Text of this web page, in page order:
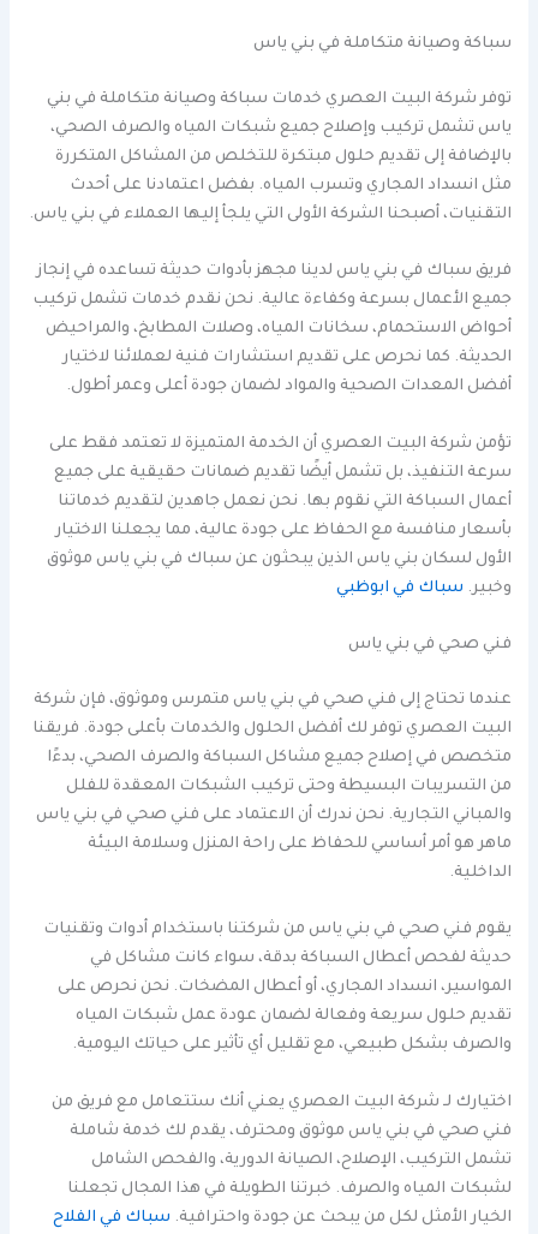
سباكة وصيانة متكاملة في بني ياس
توفر شركة البيت العصري خدمات سباكة وصيانة متكاملة في بني
ياس تشمل تركيب وإصلاح جميع شبكات المياه والصرف الصحي،
بالإضافة إلى تقديم حلول مبتكرة للتخلص من المشاكل المتكررة
مثل انسداد المجاري وتسرب المياه. بفضل اعتمادنا على أحدث
التقنيات، أصبحنا الشركة الأولى التي يلجأ إليها العملاء في بني ياس.
فريق سباك في بني ياس لدينا مجهز بأدوات حديثة تساعده في إنجاز
جميع الأعمال بسرعة وكفاءة عالية. نحن نقدم خدمات تشمل تركيب
أحواض الاستحمام، سخانات المياه، وصلات المطابخ، والمراحيض
الحديثة. كما نحرص على تقديم استشارات فنية لعملائنا لاختيار
أفضل المعدات الصحية والمواد لضمان جودة أعلى وعمر أطول.
تؤمن شركة البيت العصري أن الخدمة المتميزة لا تعتمد فقط على
سرعة التنفيذ، بل تشمل أيضًا تقديم ضمانات حقيقية على جميع
أعمال السباكة التي نقوم بها. نحن نعمل جاهدين لتقديم خدماتنا
بأسعار منافسة مع الحفاظ على جودة عالية، مما يجعلنا الاختيار
الأول لسكان بني ياس الذين يبحثون عن سباك في بني ياس موثوق
وخبير. سباك في ابوظبي
فني صحي في بني ياس
عندما تحتاج إلى فني صحي في بني ياس متمرس وموثوق، فإن شركة
البيت العصري توفر لك أفضل الحلول والخدمات بأعلى جودة. فريقنا
متخصص في إصلاح جميع مشاكل السباكة والصرف الصحي، بدءًا
من التسريبات البسيطة وحتى تركيب الشبكات المعقدة للفلل
والمباني التجارية. نحن ندرك أن الاعتماد على فني صحي في بني ياس
ماهر هو أمر أساسي للحفاظ على راحة المنزل وسلامة البيئة
الداخلية.
يقوم فني صحي في بني ياس من شركتنا باستخدام أدوات وتقنيات
حديثة لفحص أعطال السباكة بدقة، سواء كانت مشاكل في
المواسير، انسداد المجاري، أو أعطال المضخات. نحن نحرص على
تقديم حلول سريعة وفعالة لضمان عودة عمل شبكات المياه
والصرف بشكل طبيعي، مع تقليل أي تأثير على حياتك اليومية.
اختيارك لـ شركة البيت العصري يعني أنك ستتعامل مع فريق من
فني صحي في بني ياس موثوق ومحترف، يقدم لك خدمة شاملة
تشمل التركيب، الإصلاح، الصيانة الدورية، والفحص الشامل
لشبكات المياه والصرف. خبرتنا الطويلة في هذا المجال تجعلنا
الخيار الأمثل لكل من يبحث عن جودة واحترافية. سباك في الفلاح